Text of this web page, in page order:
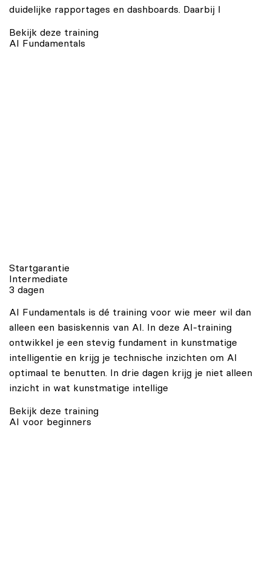
duidelijke rapportages en dashboards. Daarbij l
Bekijk deze training
AI Fundamentals
Startgarantie
Intermediate
3 dagen
AI Fundamentals is dé training voor wie meer wil dan
alleen een basiskennis van AI. In deze AI-training
ontwikkel je een stevig fundament in kunstmatige
intelligentie en krijg je technische inzichten om AI
optimaal te benutten. In drie dagen krijg je niet alleen
inzicht in wat kunstmatige intellige
Bekijk deze training
AI voor beginners